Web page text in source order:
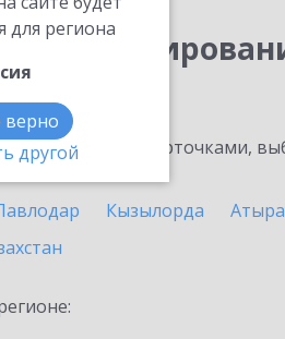
для региона
верно
другой
карточками,
Кызылорда